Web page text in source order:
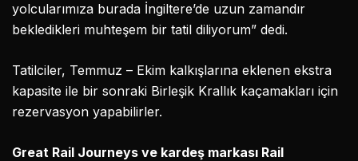
yolcularımıza burada İngiltere’de uzun zamandır
bekledikleri muhteşem bir tatil diliyorum” dedi.
Tatilciler, Temmuz – Ekim kalkışlarına eklenen ekstra
kapasite ile bir sonraki Birleşik Krallık kaçamakları için
rezervasyon yapabilirler.
Great Rail Journeys ve kardeş markası Rail